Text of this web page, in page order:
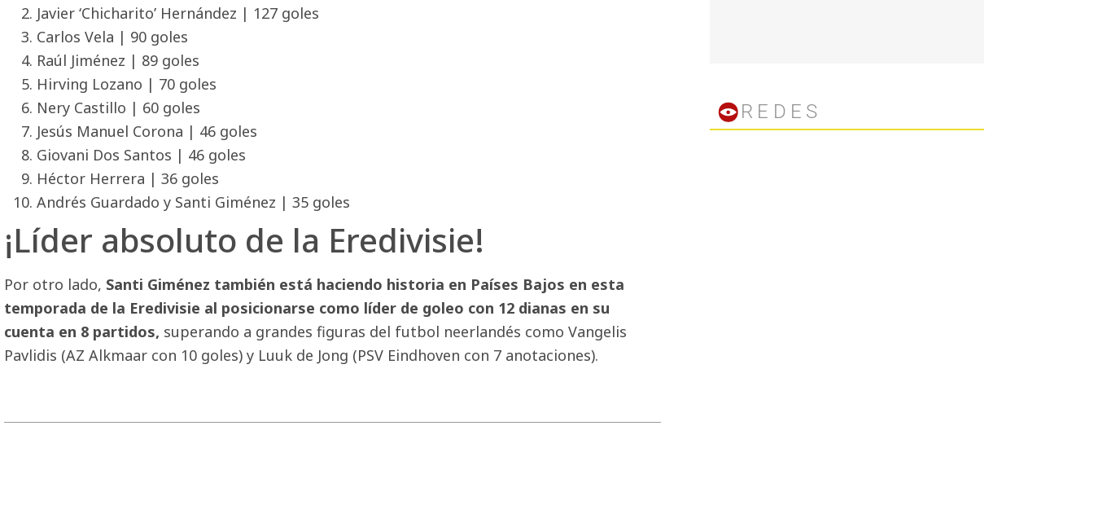
Javier ‘Chicharito’ Hernández | 127 goles
Carlos Vela | 90 goles
Raúl Jiménez | 89 goles
Hirving Lozano | 70 goles
Nery Castillo | 60 goles
Jesús Manuel Corona | 46 goles
Giovani Dos Santos | 46 goles
Héctor Herrera | 36 goles
Andrés Guardado y Santi Giménez | 35 goles
¡Líder absoluto de la Eredivisie!
Por otro lado, Santi Giménez también está haciendo historia en Países Bajos en esta
temporada de la Eredivisie al posicionarse como líder de goleo con 12 dianas en su
cuenta en 8 partidos, superando a grandes figuras del futbol neerlandés como Vangelis
Pavlidis (AZ Alkmaar con 10 goles) y Luuk de Jong (PSV Eindhoven con 7 anotaciones).
REDES